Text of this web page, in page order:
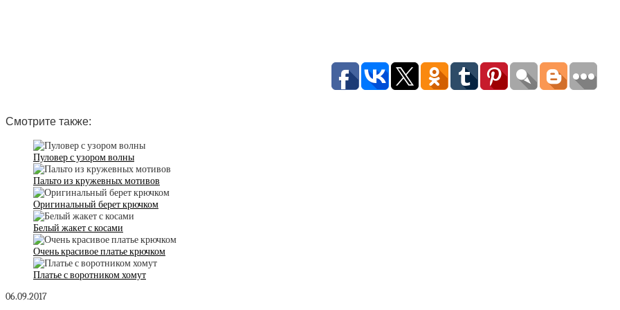
Смотрите также:
Пуловер с узором волны
Пальто из кружевных мотивов
Оригинальный берет крючком
Белый жакет с косами
Очень красивое платье крючком
Платье с воротником хомут
06.09.2017